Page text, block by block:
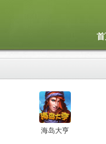
海岛大亨